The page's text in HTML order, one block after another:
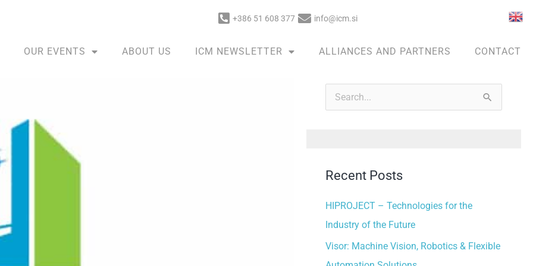
+386 51 608 377 info@icm.si
OUR EVENTS ABOUT US ICM NEWSLETTER ALLIANCES AND PARTNERS CONTACT
c
r
Recent Posts
HIPROJECT – Technologies for the
Industry of the Future
Visor: Machine Vision, Robotics & Flexible
c
v
s